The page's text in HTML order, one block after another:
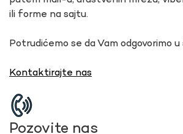
ili forme na sajtu.
Potrudićemo se da Vam odgovorimo
Kontaktirajte nas
Pozovite nas